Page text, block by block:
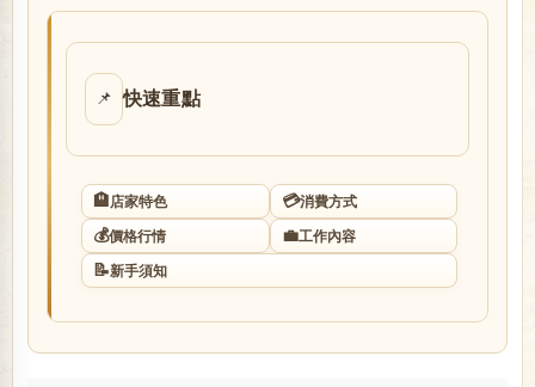
📌 快速重點
🏨店家特色 💳消費方式
💰價格行情 💼工作內容
📝新手須知